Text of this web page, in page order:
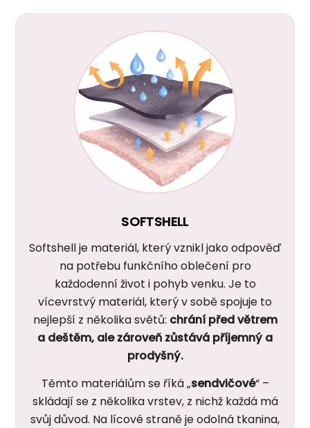
SOFTSHELL
Softshell je materiál, který vznikl jako odpověď
na potřebu funkčního oblečení pro
každodenní život i pohyb venku. Je to
vícevrstvý materiál, který v sobě spojuje to
nejlepší z několika světů: chrání před větrem
a deštěm, ale zároveň zůstává příjemný a
prodyšný.
Těmto materiálům se říká „sendvičové“ –
skládají se z několika vrstev, z nichž každá má
svůj důvod. Na lícové straně je odolná tkanina,